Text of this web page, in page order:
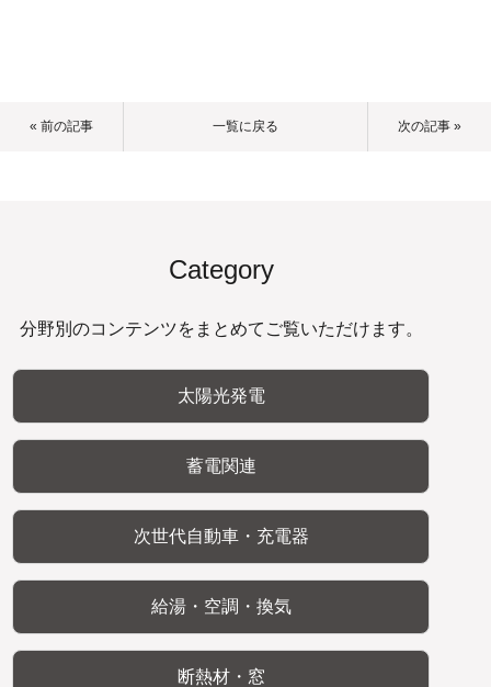
« 前の記事 一覧に戻る 次の記事 »
Category
分野別のコンテンツをまとめてご覧いただけます。
太陽光発電
蓄電関連
次世代自動車・充電器
給湯・空調・換気
断熱材・窓